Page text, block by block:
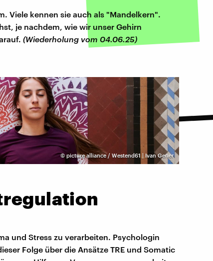
Viele kennen sie auch als "Mandelkern".
je nachdem, wie wir unser Gehirn
(Wiederholung vom 04.06.25)
©picture alliance / Westend61 | Ivan Gener
und Stress zu verarbeiten. Psychologin
Folge über die Ansätze TRE und Somatic